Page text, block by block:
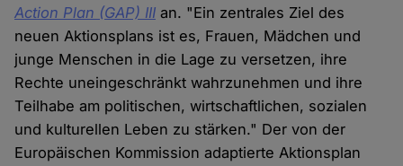
Action Plan (GAP) III an. "Ein zentrales Ziel des
neuen Aktionsplans ist es, Frauen, Mädchen und
junge Menschen in die Lage zu versetzen, ihre
Rechte uneingeschränkt wahrzunehmen und ihre
Teilhabe am politischen, wirtschaftlichen, sozialen
und kulturellen Leben zu stärken." Der von der
Europäischen Kommission adaptierte Aktionsplan